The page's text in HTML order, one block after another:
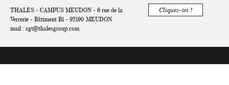
THALES - CAMPUS MEUDON - 6 rue de la
Verrerie - Bâtiment B1 - 92190 MEUDON
mail : cgt@thalesgroup.com
Cliquez-ici !